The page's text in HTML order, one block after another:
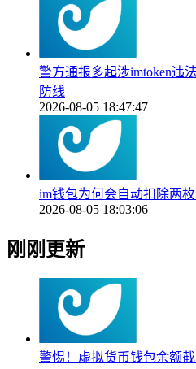
警方通报多起涉imtoken违
防线
2026-08-05 18:47:47
im钱包为何会自动扣除两
2026-08-05 18:03:06
刚刚更新
警惕！虚拟货币钱包余额